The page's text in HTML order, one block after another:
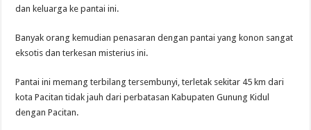
dan keluarga ke pantai ini.
Banyak orang kemudian penasaran dengan pantai yang konon sangat
eksotis dan terkesan misterius ini.
Pantai ini memang terbilang tersembunyi, terletak sekitar 45 km dari
kota Pacitan tidak jauh dari perbatasan Kabupaten Gunung Kidul
dengan Pacitan.